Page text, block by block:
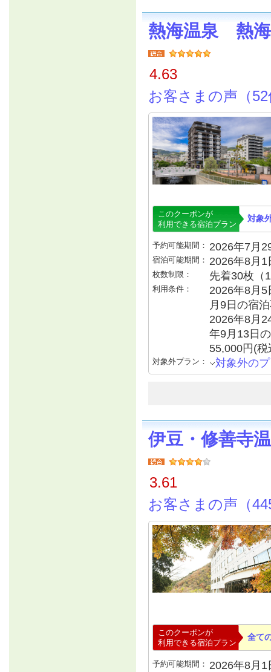
熱海温泉 熱
4.63
お客さまの声（
このクーポンが
利用できる宿泊プラン
対象
予約可能期間： 2026年7月
宿泊可能期間： 2026年8月
枚数制限： 先着30枚（
利用条件：
2026年8月
月9日の宿
2026年8月
年9月13日
55,000円(
対象外プラン： 対象外の
伊豆・修善寺
3.61
お客さまの声（
このクーポンが
利用できる宿泊プラン
全て
予約可能期間： 2026年8月